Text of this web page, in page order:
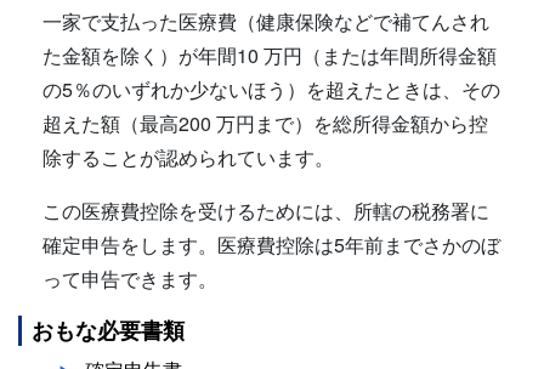
一家で支払った医療費（健康保険などで補てんされ
た金額を除く）が年間10 万円（または年間所得金額
の5％のいずれか少ないほう）を超えたときは、その
超えた額（最高200 万円まで）を総所得金額から控
除することが認められています。
この医療費控除を受けるためには、所轄の税務署に
確定申告をします。医療費控除は5年前までさかのぼ
って申告できます。
おもな必要書類